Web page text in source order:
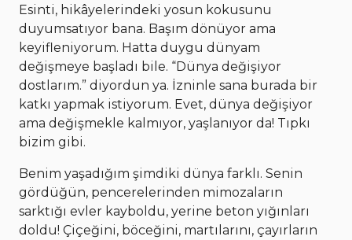
Esinti, hikâyelerindeki yosun kokusunu
duyumsatıyor bana. Başım dönüyor ama
keyifleniyorum. Hatta duygu dünyam
değişmeye başladı bile. “Dünya değişiyor
dostlarım.” diyordun ya. İzninle sana burada bir
katkı yapmak istiyorum. Evet, dünya değişiyor
ama değişmekle kalmıyor, yaşlanıyor da! Tıpkı
bizim gibi.
Benim yaşadığım şimdiki dünya farklı. Senin
gördüğün, pencerelerinden mimozaların
sarktığı evler kayboldu, yerine beton yığınları
doldu! Çiçeğini, böceğini, martılarını, çayırların